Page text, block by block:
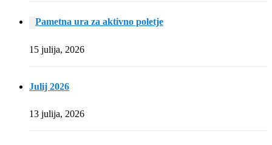
Pametna ura za aktivno poletje
15 julija, 2026
Julij 2026
13 julija, 2026